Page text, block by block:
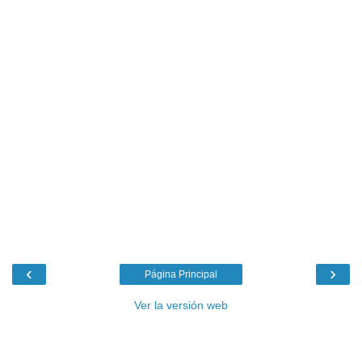
‹ ›
Página Principal
Ver la versión web